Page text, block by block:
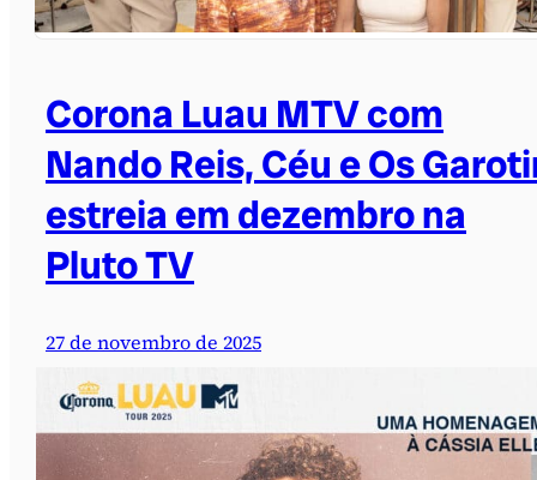
Corona Luau MTV com
Nando Reis, Céu e Os
estreia em dezembro na
Pluto TV
27 de novembro de 2025